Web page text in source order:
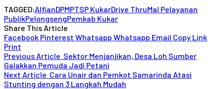
TAGGED:AlfianDPMPTSP KukarDrive ThruMal Pelayanan
PublikPelongsengPemkab Kukar
Share This Article
Facebook Pinterest Whatsapp Whatsapp Email Copy Link
Print
Previous Article Sektor Menjanjikan, Desa Loh Sumber
Galakkan Pemuda Jadi Petani
Next Article Cara Unair dan Pemkot Samarinda Atasi
Stunting dengan 3 Langkah Mudah